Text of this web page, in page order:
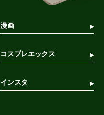
漫画
コスプレエックス
インスタ